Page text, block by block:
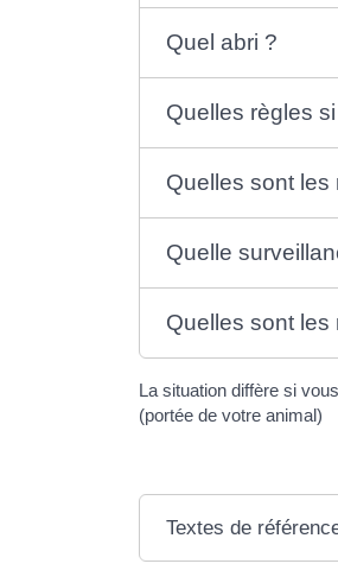
Quel abri ?
Quelles règles
Quelles sont les
Quelle
Quelles sont
La situation diffère si
(portée de votre animal)
Textes de